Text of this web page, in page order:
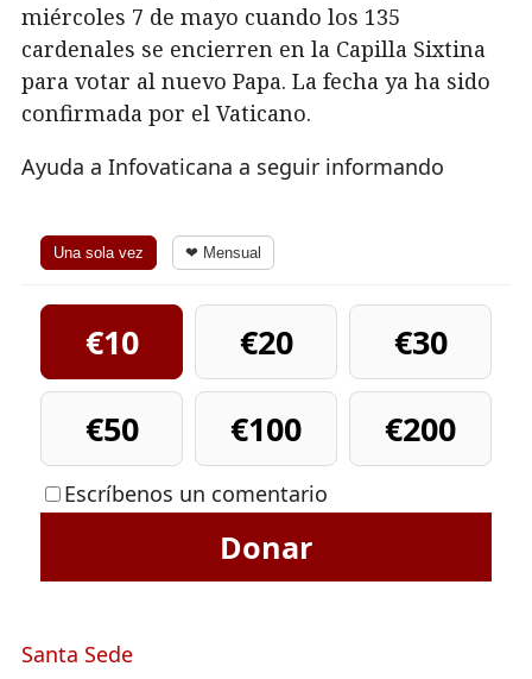
miércoles 7 de mayo cuando los 135
cardenales se encierren en la Capilla Sixtina
para votar al nuevo Papa. La fecha ya ha sido
confirmada por el Vaticano.
Ayuda a Infovaticana a seguir informando
Una sola vez ❤ Mensual
€10 €20
€30
€50
€100 €200
Escríbenos un comentario
Donar
Santa Sede